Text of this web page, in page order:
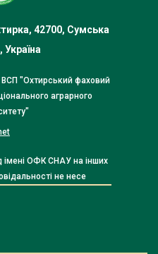
42700, Сумська
Україна
"Охтирський фаховий
аграрного
імені ОФК СНАУ на інших
не несе